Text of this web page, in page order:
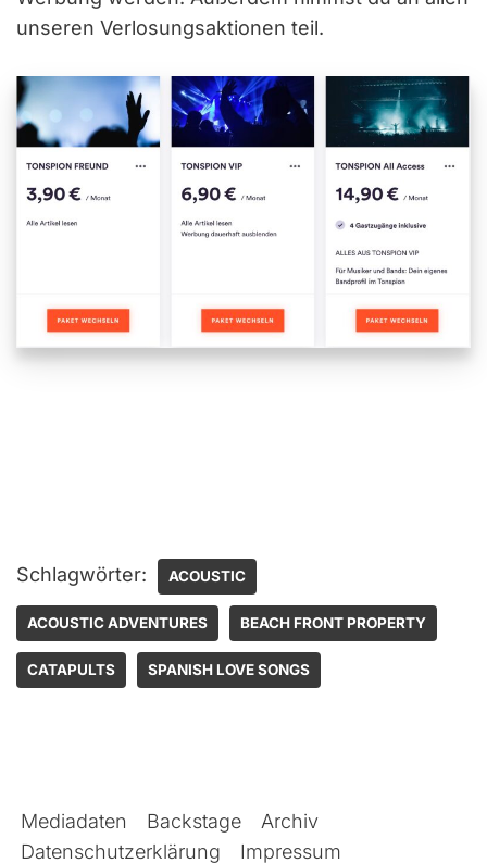
unseren Verlosungsaktionen teil.
Schlagwörter: ACOUSTIC
ACOUSTIC ADVENTURES BEACH FRONT PROPERTY
CATAPULTS SPANISH LOVE SONGS
Mediadaten Backstage
Archiv
Datenschutzerklärung
Impressum